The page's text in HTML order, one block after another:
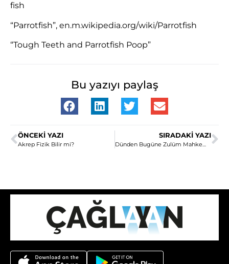
fish
“Parrotfish”, en.m.wikipedia.org/wiki/Parrotfish
“Tough Teeth and Parrotfish Poop”
Bu yazıyı paylaş
ÖNCEKI YAZI
Akrep Fizik Bilir mi?
SIRADAKI YAZI
Dünden Bugüne Zulüm Mahkemeleri